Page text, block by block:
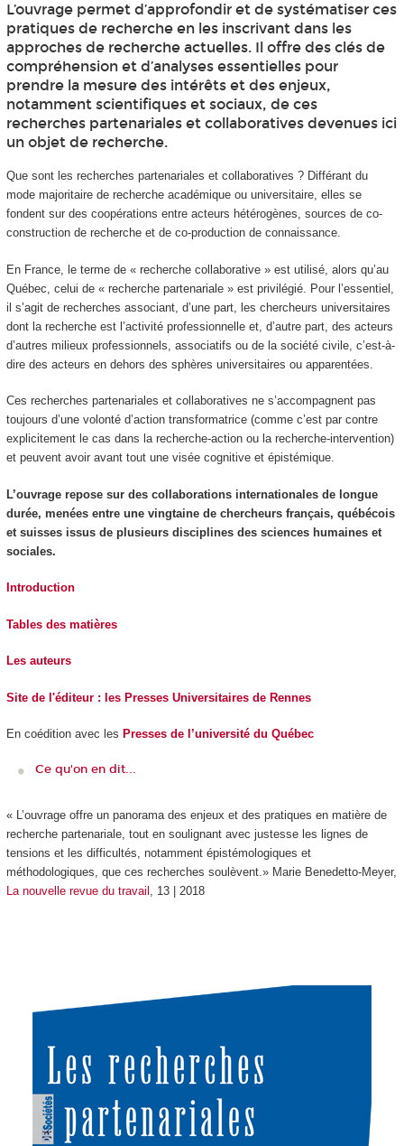
L’ouvrage permet d’approfondir et de systématiser ces
pratiques de recherche en les inscrivant dans les
approches de recherche actuelles. Il offre des clés de
compréhension et d’analyses essentielles pour
prendre la mesure des intérêts et des enjeux,
notamment scientifiques et sociaux, de ces
recherches partenariales et collaboratives devenues ici
un objet de recherche.
Que sont les recherches partenariales et collaboratives ? Différant du
mode majoritaire de recherche académique ou universitaire, elles se
fondent sur des coopérations entre acteurs hétérogènes, sources de co-
construction de recherche et de co-production de connaissance.
En France, le terme de « recherche collaborative » est utilisé, alors qu’au
Québec, celui de « recherche partenariale » est privilégié. Pour l’essentiel,
il s’agit de recherches associant, d’une part, les chercheurs universitaires
dont la recherche est l’activité professionnelle et, d’autre part, des acteurs
d’autres milieux professionnels, associatifs ou de la société civile, c’est-à-
dire des acteurs en dehors des sphères universitaires ou apparentées.
Ces recherches partenariales et collaboratives ne s’accompagnent pas
toujours d’une volonté d’action transformatrice (comme c’est par contre
explicitement le cas dans la recherche-action ou la recherche-intervention)
et peuvent avoir avant tout une visée cognitive et épistémique.
L’ouvrage repose sur des collaborations internationales de longue
durée, menées entre une vingtaine de chercheurs français, québécois
et suisses issus de plusieurs disciplines des sciences humaines et
sociales.
Introduction
Tables des matières
Les auteurs
Site de l'éditeur : les Presses Universitaires de Rennes
En coédition avec les Presses de l’université du Québec
Ce qu'on en dit...
« L’ouvrage offre un panorama des enjeux et des pratiques en matière de
recherche partenariale, tout en soulignant avec justesse les lignes de
tensions et les difficultés, notamment épistémologiques et
méthodologiques, que ces recherches soulèvent.» Marie Benedetto-Meyer,
La nouvelle revue du travail
, 13 | 2018